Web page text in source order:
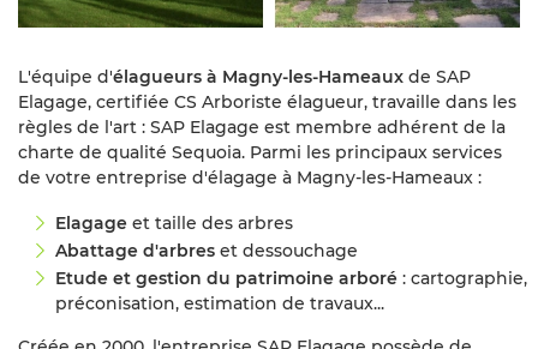
L'équipe d'élagueurs à Magny-les-Hameaux de SAP
Elagage, certifiée CS Arboriste élagueur, travaille dans les
règles de l'art : SAP Elagage est membre adhérent de la
charte de qualité Sequoia. Parmi les principaux services
de votre entreprise d'élagage à Magny-les-Hameaux :
Elagage et taille des arbres
Abattage d'arbres et dessouchage
Etude et gestion du patrimoine arboré : cartographie,
préconisation, estimation de travaux...